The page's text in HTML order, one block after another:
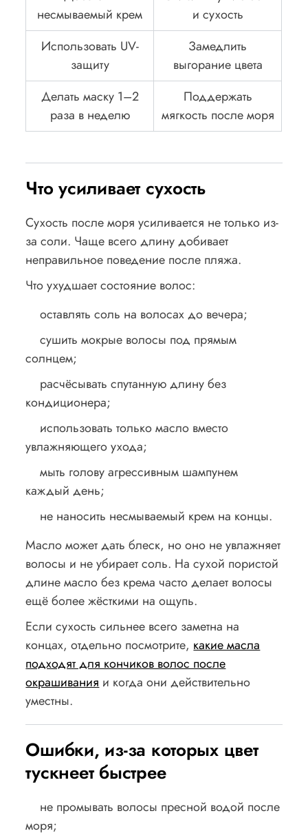
несмываемый крем
и сухость
Использовать UV-
защиту
Замедлить
выгорание цвета
Делать маску 1–2
раза в неделю
Поддержать
мягкость после моря
Что усиливает сухость
Сухость после моря усиливается не только из-
за соли. Чаще всего длину добивает
неправильное поведение после пляжа.
Что ухудшает состояние волос:
оставлять соль на волосах до вечера;
сушить мокрые волосы под прямым
солнцем;
расчёсывать спутанную длину без
кондиционера;
использовать только масло вместо
увлажняющего ухода;
мыть голову агрессивным шампунем
каждый день;
не наносить несмываемый крем на концы.
Масло может дать блеск, но оно не увлажняет
волосы и не убирает соль. На сухой пористой
длине масло без крема часто делает волосы
ещё более жёсткими на ощупь.
Если сухость сильнее всего заметна на
концах, отдельно посмотрите, какие масла
подходят для кончиков волос после
окрашивания и когда они действительно
уместны.
Ошибки, из-за которых цвет
тускнеет быстрее
не промывать волосы пресной водой после
моря;